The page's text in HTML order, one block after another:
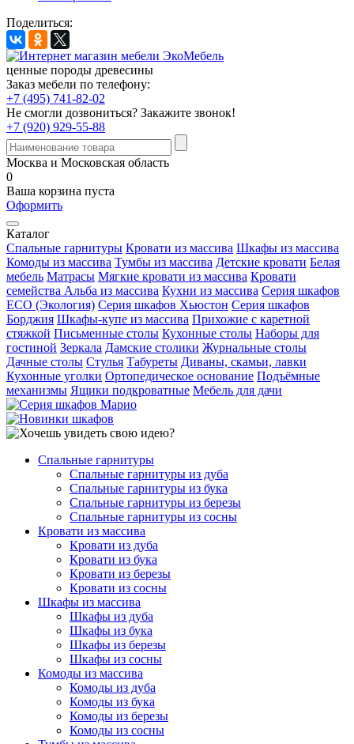
Поделиться:
ценные породы древесины
Заказ мебели по телефону:
+7 (495) 741-82-02
Не смогли дозвониться? Закажите звонок!
+7 (920) 929-55-88
Москва и Московская область
0
Ваша корзина пуста
Оформить
Каталог
Спальные гарнитуры Кровати из массива Шкафы из массива
Комоды из массива Тумбы из массива Детские кровати Белая
мебель Матрасы Мягкие кровати из массива Кровати
семейства Альба из массива Кухни из массива Серия шкафов
ECO (Экология) Серия шкафов Хьюстон Серия шкафов
Борджия Шкафы-купе из массива Прихожие с каретной
стяжкой Письменные столы Кухонные столы Наборы для
гостиной Зеркала Дамские столики Журнальные столы
Дачные столы Стулья Табуреты Диваны, скамьи, лавки
Кухонные уголки Ортопедическое основание Подъёмные
механизмы Ящики подкроватные Мебель для дачи
Спальные гарнитуры
Спальные гарнитуры из дуба
Спальные гарнитуры из бука
Спальные гарнитуры из березы
Спальные гарнитуры из сосны
Кровати из массива
Кровати из дуба
Кровати из бука
Кровати из березы
Кровати из сосны
Шкафы из массива
Шкафы из дуба
Шкафы из бука
Шкафы из березы
Шкафы из сосны
Комоды из массива
Комоды из дуба
Комоды из бука
Комоды из березы
Комоды из сосны